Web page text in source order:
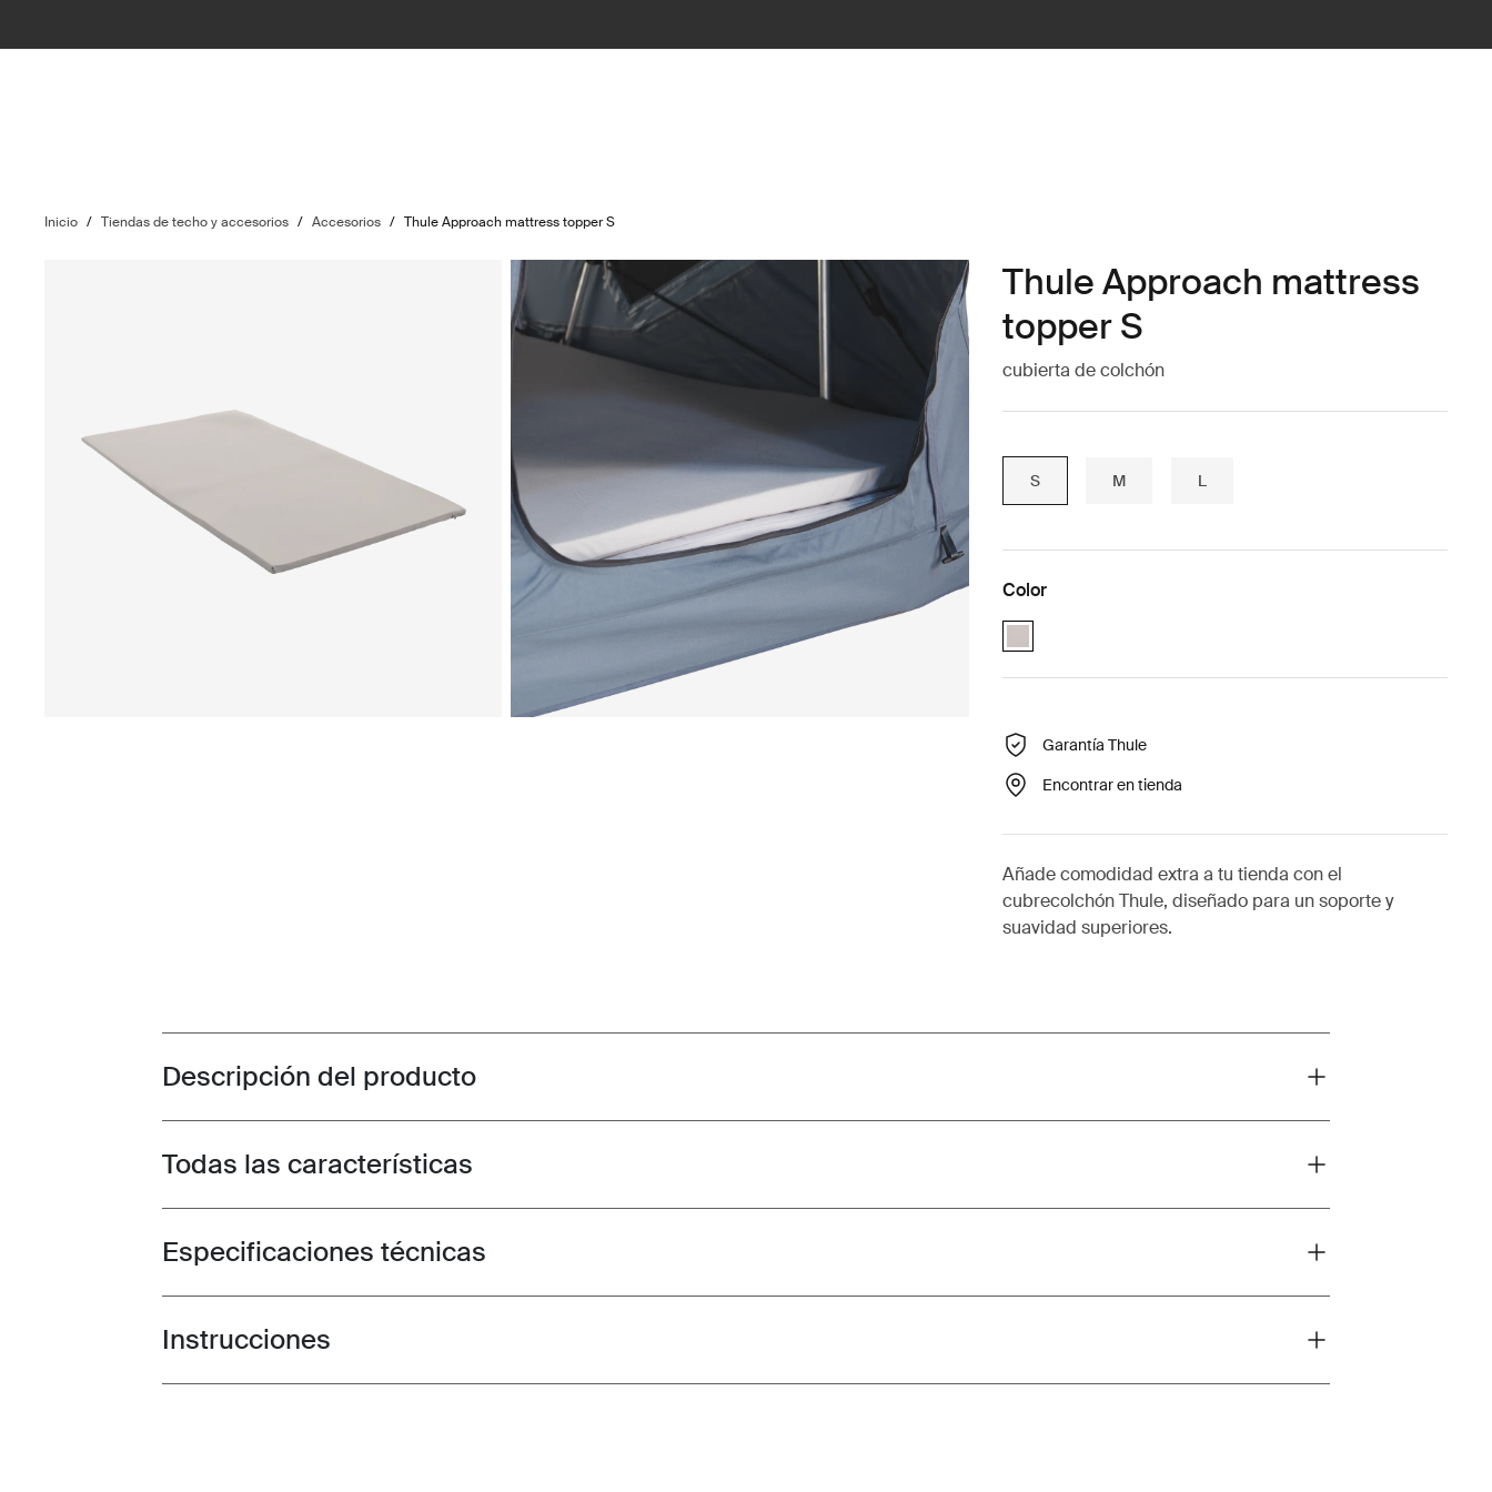
Inicio / Tiendas de techo y accesorios / Accesorios / Thule Approach mattress topper S
Thule Approach mattress
topper S
cubierta de colchón
S M L
Color
Paloma_gray (selected)
Garantía Thule
Encontrar en tienda
Añade comodidad extra a tu tienda con el
cubrecolchón Thule, diseñado para un soporte y
suavidad superiores.
Toggle overview
Descripción del producto
Toggle features
Todas las características
Toggle techspec
Especificaciones técnicas
Toggle guides and instructions
Instrucciones